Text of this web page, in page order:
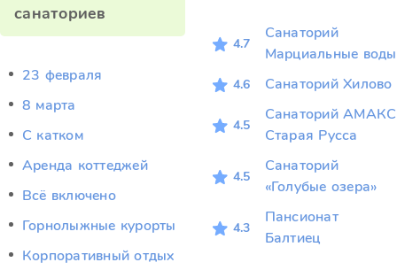
санаториев
23 февраля
8 марта
C катком
Аренда коттеджей
Всё включено
Горнолыжные курорты
Корпоративный отдых
4.7
Санаторий
Марциальные воды
4.6 Санаторий Хилово
4.5
Санаторий АМАКС
Старая Русса
4.5
Санаторий
«Голубые озера»
4.3
Пансионат
Балтиец